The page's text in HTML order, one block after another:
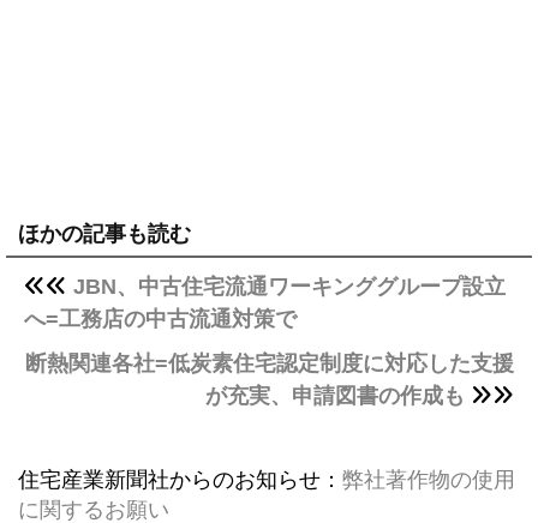
ほかの記事も読む
JBN、中古住宅流通ワーキンググループ設立
へ=工務店の中古流通対策で
断熱関連各社=低炭素住宅認定制度に対応した支援
が充実、申請図書の作成も
住宅産業新聞社からのお知らせ： 弊社著作物の使用
に関するお願い